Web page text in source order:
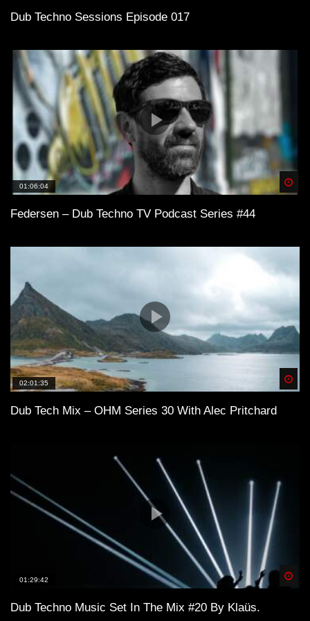
Dub Techno Sessions Episode 017
01:06:04
Federsen – Dub Techno TV Podcast Series #44
02:01:35
Dub Tech Mix – OHM Series 30 With Alec Pritchard
01:29:42
Dub Techno Music Set In The Mix #20 By Klaüs.